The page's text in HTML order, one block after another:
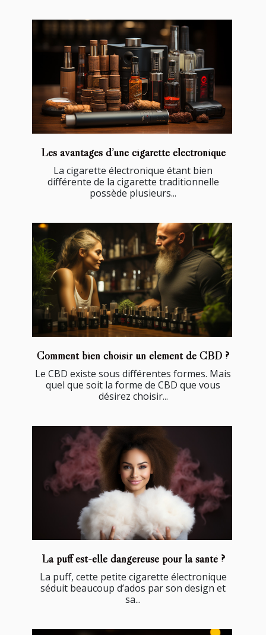
Les avantages d’une cigarette électronique
La cigarette électronique étant bien
différente de la cigarette traditionnelle
possède plusieurs...
Comment bien choisir un élément de CBD ?
Le CBD existe sous différentes formes. Mais
quel que soit la forme de CBD que vous
désirez choisir...
La puff est-elle dangereuse pour la santé ?
La puff, cette petite cigarette électronique
séduit beaucoup d’ados par son design et
sa...